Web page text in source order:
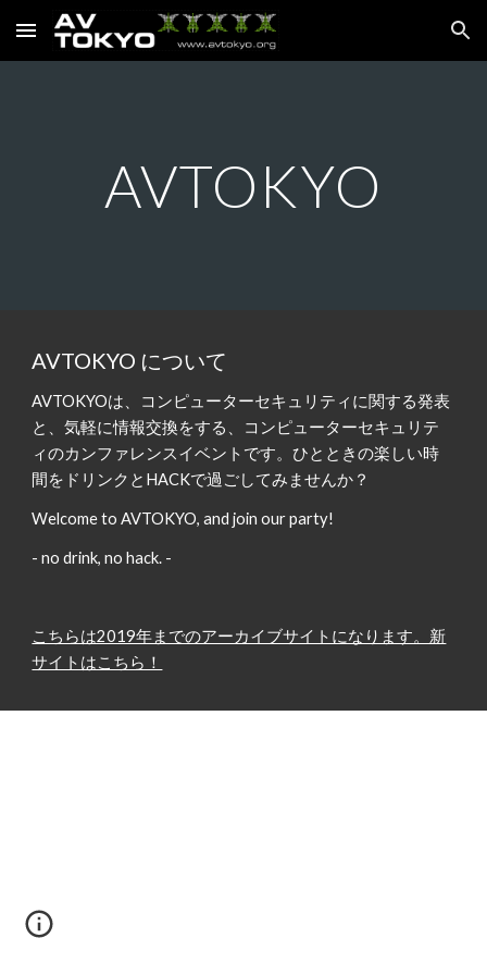
Skip to main content Skip to navigation
AVTOKYO
AVTOKYO について
AVTOKYOは、コンピューターセキュリティに関する発表
と、気軽に情報交換をする、コンピューターセキュリテ
ィのカンファレンスイベントです。ひとときの楽しい時
間をドリンクとHACKで過ごしてみませんか？
Welcome to AVTOKYO, and join our party!
- no drink, no hack. -
こちらは2019年までのアーカイブサイトになります。新
サイトはこちら！